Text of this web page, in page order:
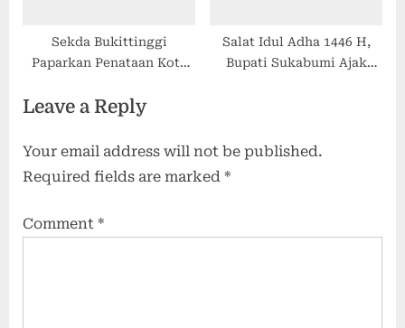
Sekda Bukittinggi
Paparkan Penataan Kota
untuk Dongkrak Ekonomi
Salat Idul Adha 1446 H,
Bupati Sukabumi Ajak
Leave a Reply
Your email address will not be published.
Required fields are marked *
Comment *